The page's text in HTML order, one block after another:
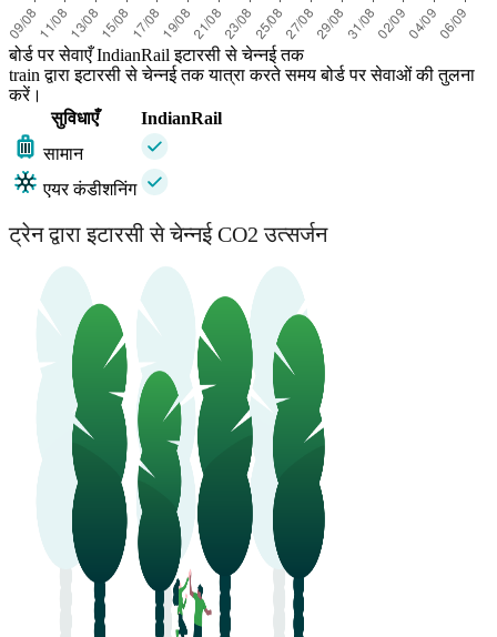
बोर्ड पर सेवाएँ IndianRail इटारसी से चेन्नई तक
train द्वारा इटारसी से चेन्नई तक यात्रा करते समय बोर्ड पर सेवाओं की तुलना
करें।
सुविधाएँ
IndianRail
सामान
एयर कंडीशनिंग
ट्रेन द्वारा इटारसी से चेन्नई CO2 उत्सर्जन